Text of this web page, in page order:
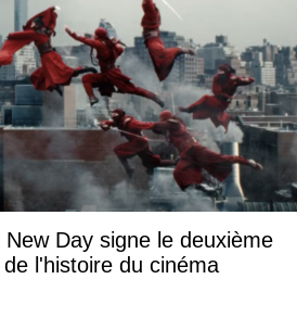
Day signe le deuxième
l'histoire du cinéma